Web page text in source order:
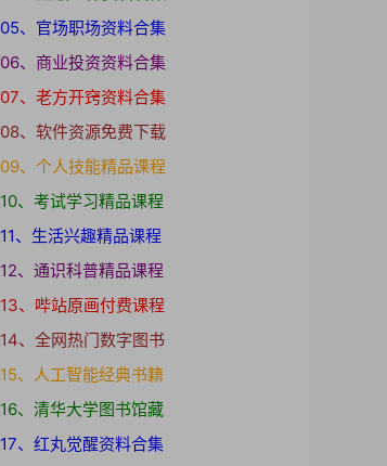
05、官场职场资料合集
06、商业投资资料合集
07、老方开窍资料合集
08、软件资源免费下载
09、个人技能精品课程
10、考试学习精品课程
11、生活兴趣精品课程
12、通识科普精品课程
13、哔站原画付费课程
14、全网热门数字图书
15、人工智能经典书籍
16、清华大学图书馆藏
17、红丸觉醒资料合集